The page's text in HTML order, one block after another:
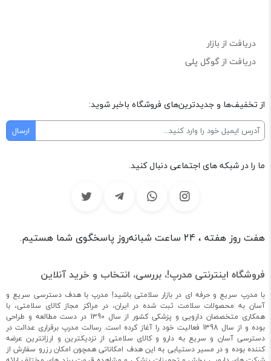
دریافت از بازار
دریافت از گوگل پلی
از تخفیف‌ها و جدیدترین‌های فروشگاه باخبر شوید:
ما را در شبکه های اجتماعی دنبال کنید.
هفت روز هفته ، 24 ساعت شبانه‌روز پاسخگوی شما هستیم.
فروشگاه اینترنتی مدرپ!، بررسی، انتخاب و خرید آنلاین
با مدرپ سریع و حرفه ای در بازار سلامتی باشید! مدرپ با هدف دسترسی سریع و
آسان به محصولات سلامت ثبت شده در ایران، در مراکز مجاز کالای سلامتی، با
همکاری متخصصان دارویی و پزشکی کشور از سال 1390 در دست مطالعه و طراحی
بوده و از سال 1398 فعالیت خود را آغاز کرده است. رسالت مدرپ برقراری عدالت در
دسترسی آسان و سریع به دارو و کالای سلامتی از نزدیکترین و ارزانترین عرضه
کننده بوده و در مسیر دستیابی به این هدف امکاناتی همچون امکان رزرو سفارش از